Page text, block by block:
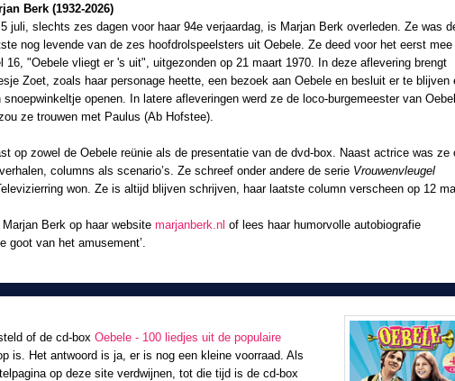
Berk (1932-2026)
juli, slechts zes dagen voor haar 94e verjaardag, is Marjan Berk overleden. Ze was
nog levende van de zes hoofdrolspeelsters uit Oebele. Ze deed voor het eerst mee
16, "Oebele vliegt er 's uit", uitgezonden op 21 maart 1970. In deze aflevering brengt
Zoet, zoals haar personage heette, een bezoek aan Oebele en besluit er te blijven
snoepwinkeltje openen. In latere afleveringen werd ze de loco-burgemeester van
ze trouwen met Paulus (Ab Hofstee).
op zowel de Oebele reünie als de presentatie van de dvd-box. Naast actrice was ze
columns als scenario’s. Ze schreef onder andere de serie Vrouwenvleugel
won. Ze is altijd blijven schrijven, haar laatste column verscheen op 12
Berk op haar website marjanberk.nl of lees haar humorvolle autobiografie
goot van het amusement’.
of de cd-box Oebele - 100 liedjes uit de populaire
is. Het antwoord is ja, er is nog een kleine voorraad. Als
op deze site verdwijnen, tot die tijd is de cd-box